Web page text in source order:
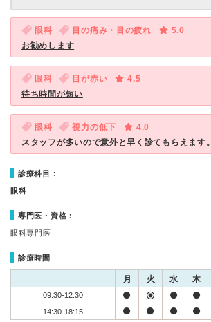
眼科 目の痛み・目の疲れ
5.0
お勧めします
眼科 目が赤い
4.5
待ち時間が短い
眼科 視力の低下
4.0
スタッフが多いので意外と早く診てもらえます。
診療科目：
眼科
専門医・資格：
眼科専門医
診療時間
月 火 水 木
09:30-12:30
14:30-18:15